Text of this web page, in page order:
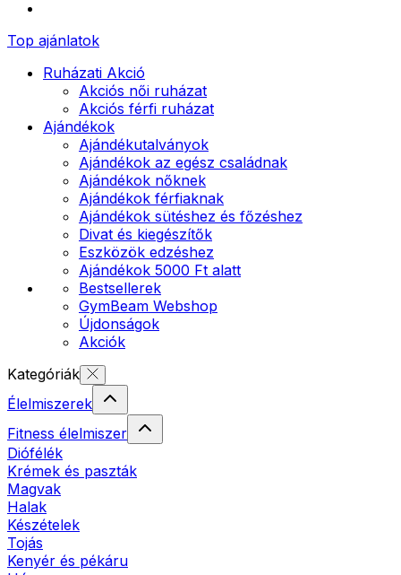
Top ajánlatok
Ruházati Akció
Akciós női ruházat
Akciós férfi ruházat
Ajándékok
Ajándékutalványok
Ajándékok az egész családnak
Ajándékok nőknek
Ajándékok férfiaknak
Ajándékok sütéshez és főzéshez
Divat és kiegészítők
Eszközök edzéshez
Ajándékok 5000 Ft alatt
Bestsellerek
GymBeam Webshop
Újdonságok
Akciók
Kategóriák
Élelmiszerek
Fitness élelmiszer
Diófélék
Krémek és paszták
Magvak
Halak
Készételek
Tojás
Kenyér és pékáru